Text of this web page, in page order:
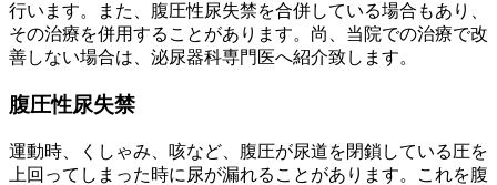
行います。また、腹圧性尿失禁を合併している場合もあり、
その治療を併用することがあります。尚、当院での治療で改
善しない場合は、泌尿器科専門医へ紹介致します。
腹圧性尿失禁
運動時、くしゃみ、咳など、腹圧が尿道を閉鎖している圧を
上回ってしまった時に尿が漏れることがあります。これを腹